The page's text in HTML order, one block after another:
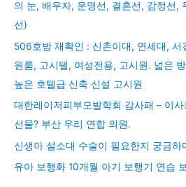
의 눈, 배우자, 운명선, 결혼선, 감정선,
선)
506호방 재확인 : 신촌이대, 연세대, 서
원룸, 고시텔, 여성전용, 고시원. 넓은
높은 호텔급 신축 신설 고시원
대한레이저피부모발학회 감사패 – 이
선물? 부산 우리 연합 의원.
신생아 설소대 수술이 필요한지 궁금하
유아 보행화 10개월 아기 보행기 연습